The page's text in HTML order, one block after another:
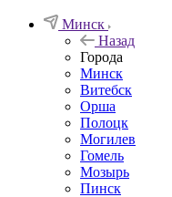
Минск
Назад
Города
Минск
Витебск
Орша
Полоцк
Могилев
Гомель
Мозырь
Пинск